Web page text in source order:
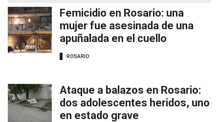
Femicidio en Rosario: una
mujer fue asesinada de una
apuñalada en el cuello
ROSARIO
Ataque a balazos en Rosario:
dos adolescentes heridos, uno
en estado grave